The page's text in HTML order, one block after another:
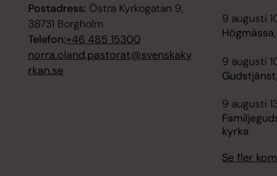
Postadress: Östra Kyrkogatan 9,
38731 Borgholm
Telefon:+46 485 15300
norra.oland.pastorat@svenskaky
rkan.se
9 augusti
9 augusti
9 augusti
kyrka
Se fler